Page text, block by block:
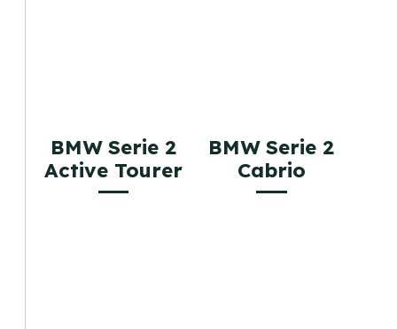
BMW Serie 2
Active Tourer
BMW Serie 2
Cabrio